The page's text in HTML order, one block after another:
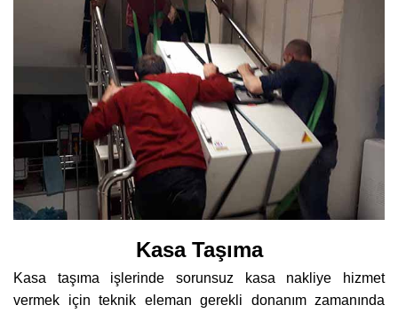
Kasa Taşıma
Kasa taşıma işlerinde sorunsuz kasa nakliye hizmet
vermek için teknik eleman gerekli donanım zamanında